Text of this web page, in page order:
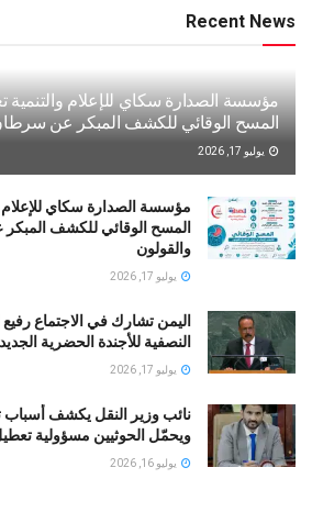
Recent News
مؤسسة الصدارة سكاي للإعلام والتنمية
المسح الوقائي للكشف المبكر عن
يوليو 17, 2026
مؤسسة الصدارة سكاي للإعلام
المسح الوقائي للكشف
والقولون
يوليو 17, 2026
اليمن تشارك في الاجتماع
النصفية للأجندة الحضرية
يوليو 17, 2026
نائب وزير النقل يكشف
ويحمّل الحوثيين مسؤولية
يوليو 16, 2026